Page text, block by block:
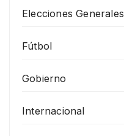
Elecciones Generales
Fútbol
Gobierno
Internacional